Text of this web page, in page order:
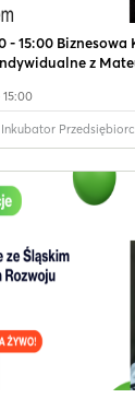
- 15:00
z